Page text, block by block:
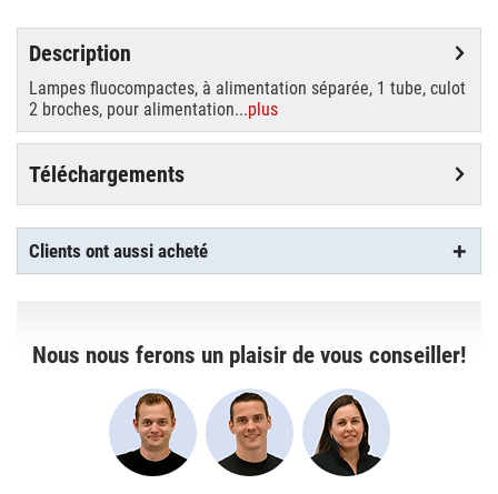
Description
Lampes fluocompactes, à alimentation séparée, 1 tube, culot
2 broches, pour alimentation...plus
Téléchargements
Clients ont aussi acheté
Nous nous ferons un plaisir de vous conseiller!